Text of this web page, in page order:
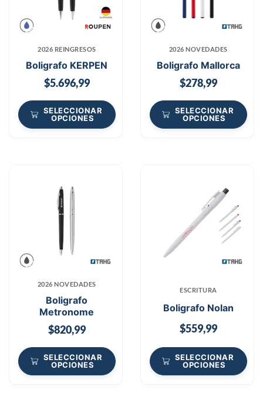
2026 REINGRESOS
Boligrafo KERPEN
$5.696,99
SELECCIONAR
OPCIONES
2026 NOVEDADES
Boligrafo Mallorca
$278,99
SELECCIONAR
OPCIONES
2026 NOVEDADES
Boligrafo
Metronome
$820,99
SELECCIONAR
OPCIONES
ESCRITURA
Boligrafo Nolan
$559,99
SELECCIONAR
OPCIONES